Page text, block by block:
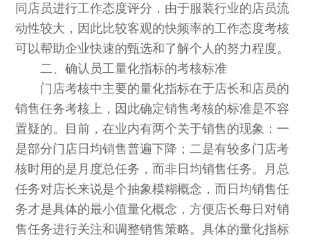
同店员进行工作态度评分，由于服装行业的店员流
动性较大，因此比较客观的快频率的工作态度考核
可以帮助企业快速的甄选和了解个人的努力程度。
二、确认员工量化指标的考核标准
门店考核中主要的量化指标在于店长和店员的
销售任务考核上，因此确定销售考核的标准是不容
置疑的。目前，在业内有两个关于销售的现象：一
是部分门店日均销售普遍下降；二是有较多门店考
核时用的是月度总任务，而非日均销售任务。月总
任务对店长来说是个抽象模糊概念，而日均销售任
务才是具体的最小值量化概念，方便店长每日对销
售任务进行关注和调整销售策略。具体的量化指标